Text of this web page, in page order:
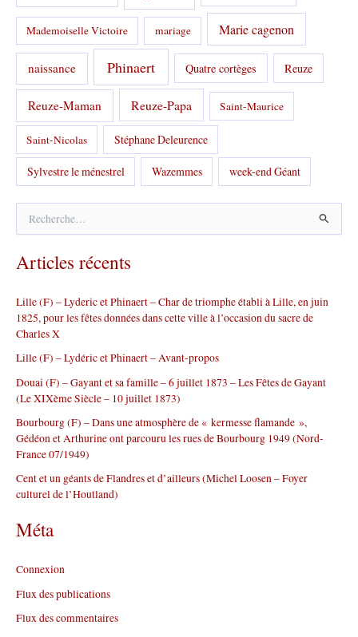
Mademoiselle Victoire mariage Marie cagenon
naissance Phinaert Quatre cortèges Reuze
Reuze-Maman Reuze-Papa Saint-Maurice
Saint-Nicolas Stéphane Deleurence
Sylvestre le ménestrel Wazemmes week-end Géant
h
e
c
h
e
r
:
Articles récents
Lille (F) – Lyderic et Phinaert – Char de triomphe établi à Lille, en juin
1825, pour les fêtes données dans cette ville à l’occasion du sacre de
Charles X
Lille (F) – Lydéric et Phinaert – Avant-propos
Douai (F) – Gayant et sa famille – 6 juillet 1873 – Les Fêtes de Gayant
(Le XIXème Siècle – 10 juillet 1873)
Bourbourg (F) – Dans une atmosphère de « kermesse flamande »,
Gédéon et Arthurine ont parcouru les rues de Bourbourg 1949 (Nord-
France 07/1949)
Cent et un géants de Flandres et d’ailleurs (Michel Loosen – Foyer
culturel de l’Houtland)
Méta
Connexion
Flux des publications
Flux des commentaires